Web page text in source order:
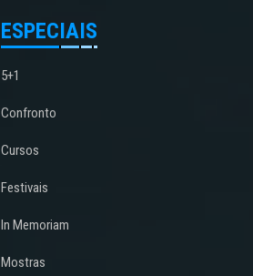
ESPECIAIS
5+1
Confronto
Cursos
Festivais
In Memoriam
Mostras